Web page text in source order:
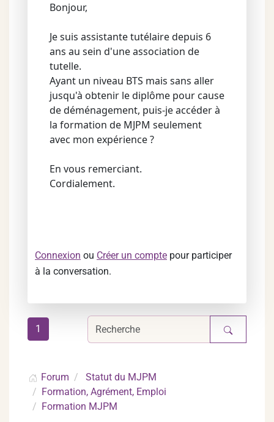
Bonjour,
Je suis assistante tutélaire depuis 6
ans au sein d'une association de
tutelle.
Ayant un niveau BTS mais sans aller
jusqu'à obtenir le diplôme pour cause
de déménagement, puis-je accéder à
la formation de MJPM seulement
avec mon expérience ?
En vous remerciant.
Cordialement.
Connexion ou Créer un compte pour participer
à la conversation.
1
Forum
Statut du MJPM
Formation, Agrément, Emploi
Formation MJPM